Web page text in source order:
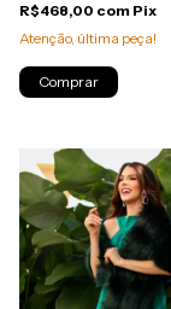
R$468,00 com Pix
Atenção, última peça!
Comprar